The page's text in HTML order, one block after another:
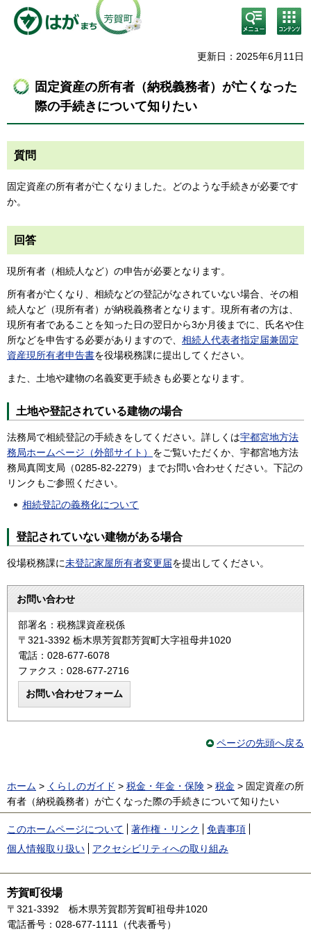
検
索・
メニ
コン
テン
ニュ
更新日：2025年6月11日
固定資産の所有者（納税義務者）が亡くなった
際の手続きについて知りたい
質問
固定資産の所有者が亡くなりました。どのような手続きが必要です
か。
回答
現所有者（相続人など）の申告が必要となります。
所有者が亡くなり、相続などの登記がなされていない場合、その相
続人など（現所有者）が納税義務者となります。現所有者の方は、
現所有者であることを知った日の翌日から3か月後までに、氏名や住
所などを申告する必要がありますので、 相続人代表者指定届兼固定
資産現所有者申告書を役場税務課に提出してください。
また、土地や建物の名義変更手続きも必要となります。
土地や登記されている建物の場合
法務局で相続登記の手続きをしてください。詳しくは宇都宮地方法
務局ホームページ（外部サイト） をご覧いただくか、宇都宮地方法
務局真岡支局（0285-82-2279）までお問い合わせください。下記の
リンクもご参照ください。
相続登記の義務化について
登記されていない建物がある場合
役場税務課に未登記家屋所有者変更届を提出してください。
お問い合わせ
部署名：税務課資産税係
〒321-3392 栃木県芳賀郡芳賀町大字祖母井1020
電話：028-677-6078
ファクス：028-677-2716
ページの先頭へ戻る
ホーム > くらしのガイド > 税金・年金・保険 > 税金 > 固定資産の所
有者（納税義務者）が亡くなった際の手続きについて知りたい
このホームページについて 著作権・リンク
免責事項
個人情報取り扱い
アクセシビリティへの取り組み
芳賀町役場
〒321-3392
栃木県芳賀郡芳賀町祖母井1020
電話番号：028-677-1111（代表番号）